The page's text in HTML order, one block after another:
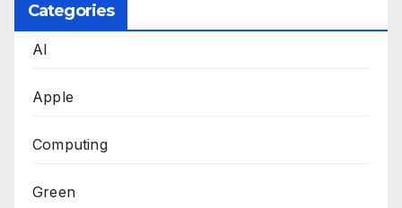
Categories
AI
Apple
Computing
Green